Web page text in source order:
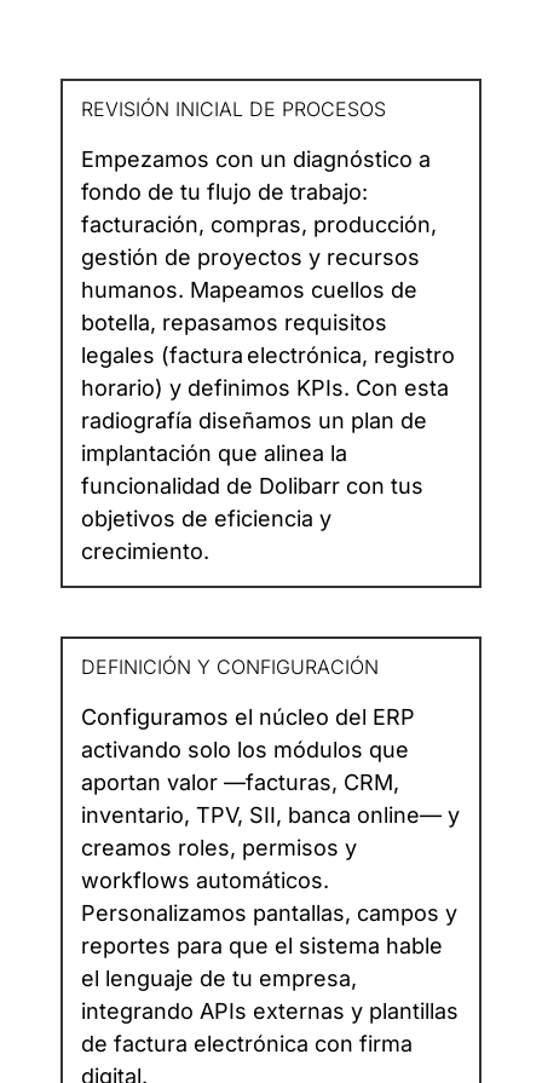
REVISIÓN INICIAL DE PROCESOS
Empezamos con un diagnóstico a
fondo de tu flujo de trabajo:
facturación, compras, producción,
gestión de proyectos y recursos
humanos. Mapeamos cuellos de
botella, repasamos requisitos
legales (factura electrónica, registro
horario) y definimos KPIs. Con esta
radiografía diseñamos un plan de
implantación que alinea la
funcionalidad de Dolibarr con tus
objetivos de eficiencia y
crecimiento.
DEFINICIÓN Y CONFIGURACIÓN
Configuramos el núcleo del ERP
activando solo los módulos que
aportan valor —facturas, CRM,
inventario, TPV, SII, banca online— y
creamos roles, permisos y
workflows automáticos.
Personalizamos pantallas, campos y
reportes para que el sistema hable
el lenguaje de tu empresa,
integrando APIs externas y plantillas
de factura electrónica con firma
digital.